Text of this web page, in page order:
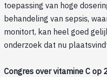
toepassing van hoge
behandeling van sepsis,
monitort, kan heel goed
onderzoek dat nu
Congres over vitamine C op